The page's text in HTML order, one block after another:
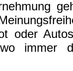
oder
wo